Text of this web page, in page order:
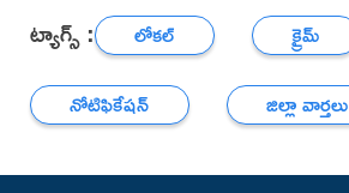
ట్యాగ్స్ : లోకల్
క్రైమ్
నోటిఫికేషన్
జిల్లా వార్తలు